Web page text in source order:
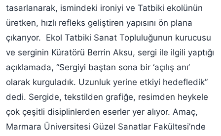
tasarlanarak, ismindeki ironiyi ve Tatbiki ekolünün
üretken, hızlı refleks geliştiren yapısını ön plana
çıkarıyor. Ekol Tatbiki Sanat Topluluğunun kurucusu
ve serginin Küratörü Berrin Aksu, sergi ile ilgili yaptığı
açıklamada, “Sergiyi baştan sona bir ‘açılış anı’
olarak kurguladık. Uzunluk yerine etkiyi hedefledik”
dedi. Sergide, tekstilden grafiğe, resimden heykele
çok çeşitli disiplinlerden eserler yer alıyor. Amaç,
Marmara Üniversitesi Güzel Sanatlar Fakültesi’nde